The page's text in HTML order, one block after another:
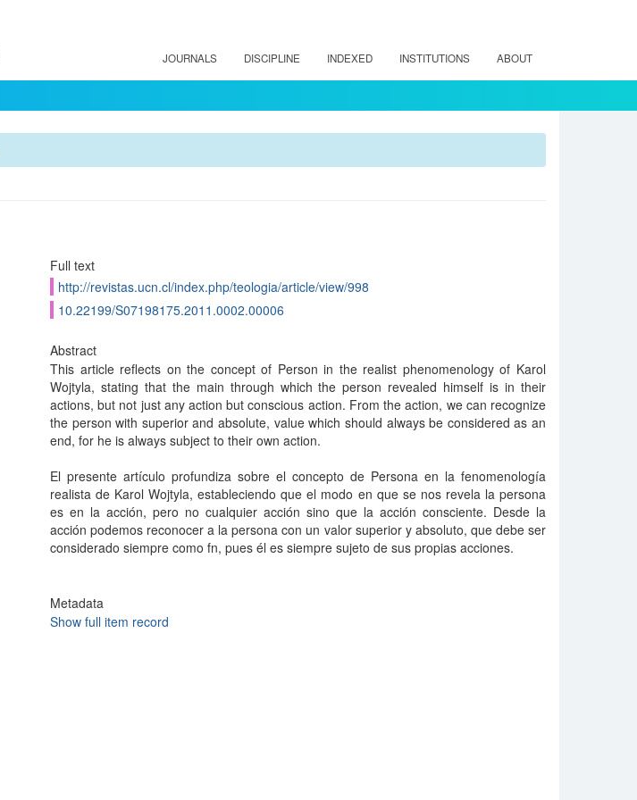
JOURNALS DISCIPLINE INDEXED INSTITUTIONS ABOUT
Full text
http://revistas.ucn.cl/index.php/teologia/article/view/998
10.22199/S07198175.2011.0002.00006
Abstract
This article reﬂects on the concept of Person in the realist phenomenology of Karol
Wojtyla, stating that the main through which the person revealed himself is in their
actions, but not just any action but conscious action. From the action, we can recognize
the person with superior and absolute, value which should always be considered as an
end, for he is always subject to their own action.
El presente artículo profundiza sobre el concepto de Persona en la fenomenología
realista de Karol Wojtyla, estableciendo que el modo en que se nos revela la persona
es en la acción, pero no cualquier acción sino que la acción consciente. Desde la
acción podemos reconocer a la persona con un valor superior y absoluto, que debe ser
considerado siempre como fn, pues él es siempre sujeto de sus propias acciones.
Metadata
Show full item record